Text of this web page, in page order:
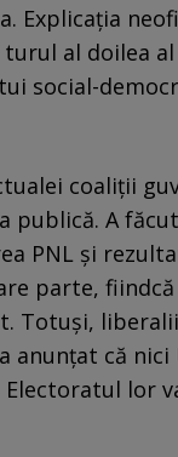
Explicația
al doilea
social-
coaliții
publică. A
PNL și
parte,
Totuși,
anunțat că nici
lor